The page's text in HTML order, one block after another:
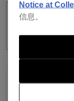
我开始了一
Notice at
信息。